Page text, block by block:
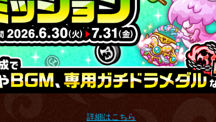
詳細はこちら